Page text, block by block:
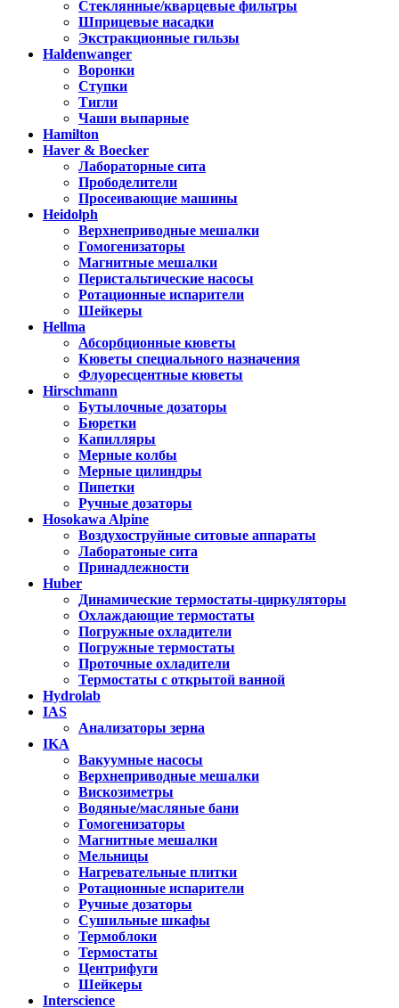
Стеклянные/кварцевые фильтры
Шприцевые насадки
Экстракционные гильзы
Haldenwanger
Воронки
Ступки
Тигли
Чаши выпарные
Hamilton
Haver & Boecker
Лабораторные сита
Прободелители
Просеивающие машины
Heidolph
Верхнеприводные мешалки
Гомогенизаторы
Магнитные мешалки
Перистальтические насосы
Ротационные испарители
Шейкеры
Hellma
Абсорбционные кюветы
Кюветы специального назначения
Флуоресцентные кюветы
Hirschmann
Бутылочные дозаторы
Бюретки
Капилляры
Мерные колбы
Мерные цилиндры
Пипетки
Ручные дозаторы
Hosokawa Alpine
Воздухоструйные ситовые аппараты
Лаборатоные сита
Принадлежности
Huber
Динамические термостаты-циркуляторы
Охлаждающие термостаты
Погружные охладители
Погружные термостаты
Проточные охладители
Термостаты с открытой ванной
Hydrolab
IAS
Анализаторы зерна
IKA
Вакуумные насосы
Верхнеприводные мешалки
Вискозиметры
Водяные/масляные бани
Гомогенизаторы
Магнитные мешалки
Мельницы
Нагревательные плитки
Ротационные испарители
Ручные дозаторы
Сушильные шкафы
Термоблоки
Термостаты
Центрифуги
Шейкеры
Interscience